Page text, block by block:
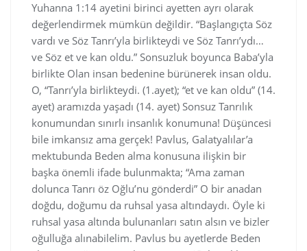
Yuhanna 1:14 ayetini birinci ayetten ayrı olarak
değerlendirmek mümkün değildir. “Başlangıçta Söz
vardı ve Söz Tanrı’yla birlikteydi ve Söz Tanrı’ydı…
ve Söz et ve kan oldu.” Sonsuzluk boyunca Baba’yla
birlikte Olan insan bedenine bürünerek insan oldu.
O, “Tanrı’yla birlikteydi. (1.ayet); “et ve kan oldu” (14.
ayet) aramızda yaşadı (14. ayet) Sonsuz Tanrılık
konumundan sınırlı insanlık konumuna! Düşüncesi
bile imkansız ama gerçek! Pavlus, Galatyalılar’a
mektubunda Beden alma konusuna ilişkin bir
başka önemli ifade bulunmakta; “Ama zaman
dolunca Tanrı öz Oğlu’nu gönderdi” O bir anadan
doğdu, doğumu da ruhsal yasa altındaydı. Öyle ki
ruhsal yasa altında bulunanları satın alsın ve bizler
oğulluğa alınabilelim. Pavlus bu ayetlerde Beden